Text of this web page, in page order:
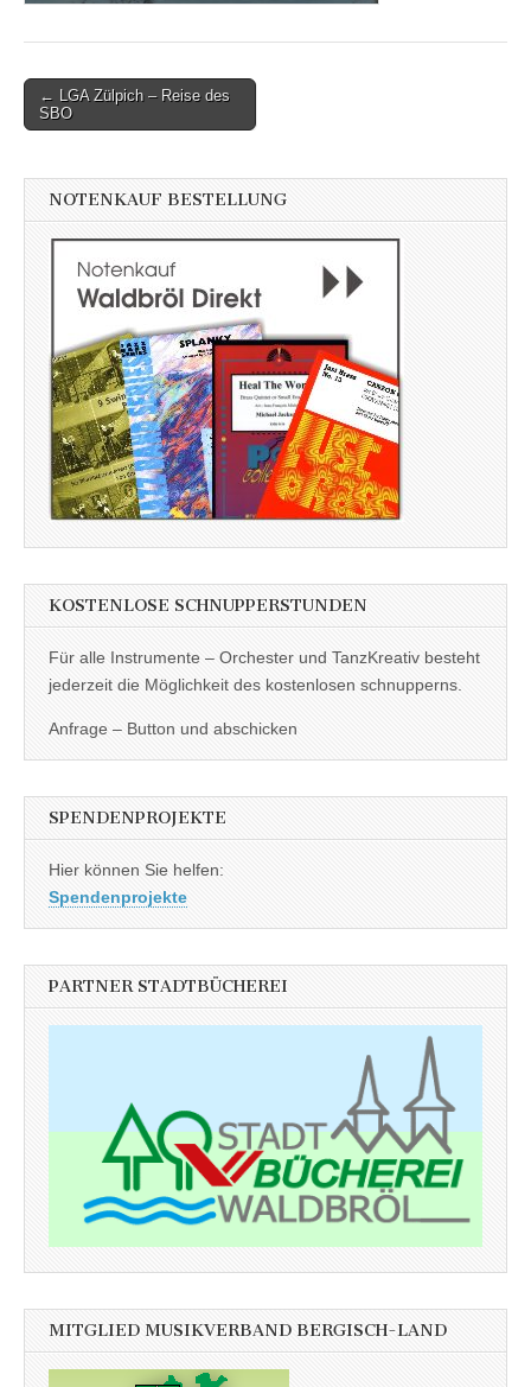
Post
navigation
← LGA Zülpich – Reise des
SBO
NOTENKAUF BESTELLUNG
KOSTENLOSE SCHNUPPERSTUNDEN
Für alle Instrumente – Orchester und TanzKreativ besteht
jederzeit die Möglichkeit des kostenlosen schnupperns.
Anfrage – Button und abschicken
SPENDENPROJEKTE
Hier können Sie helfen:
Spendenprojekte
PARTNER STADTBÜCHEREI
MITGLIED MUSIKVERBAND BERGISCH-LAND